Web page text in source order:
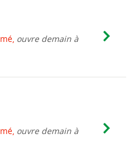
ouvre demain à
ouvre demain à